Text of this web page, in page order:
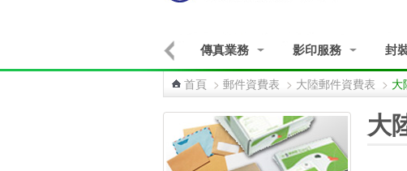
傳真業務 影印服務 封
首頁 > 郵件資費表 > 大陸郵件資費表 > 大
大